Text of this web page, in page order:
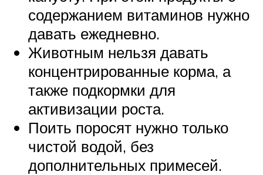
содержанием витаминов нужно
давать ежедневно.
Животным нельзя давать
концентрированные корма, а
также подкормки для
активизации роста.
Поить поросят нужно только
чистой водой, без
дополнительных примесей.